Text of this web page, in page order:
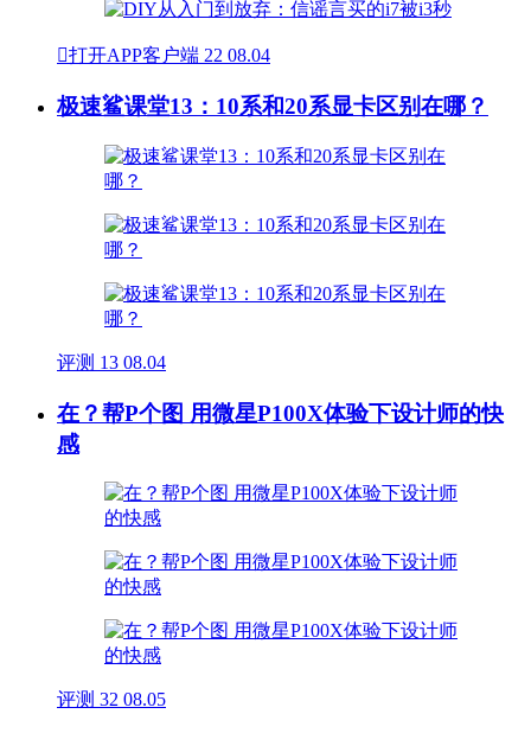
打开APP客户端 22 08.04
极速鲨课堂13：10系和20系显卡区别在哪？
评测 13 08.04
在？帮P个图 用微星P100X体验下设计师的快
感
评测 32 08.05